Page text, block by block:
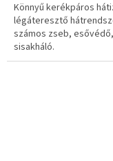
Könnyű kerékpáros
légáteresztő
számos zseb, esővédő,
sisakháló.